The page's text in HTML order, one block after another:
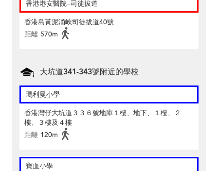
香港港安醫院–司徒拔道
香港島黃泥涌峽司徒拔道40號
距離 570m
大坑道341-343號附近的學校
瑪利曼小學
香港灣仔大坑道３３６號地庫１樓、地下、１樓、２
樓、３樓及４樓
距離 120m
寶血小學